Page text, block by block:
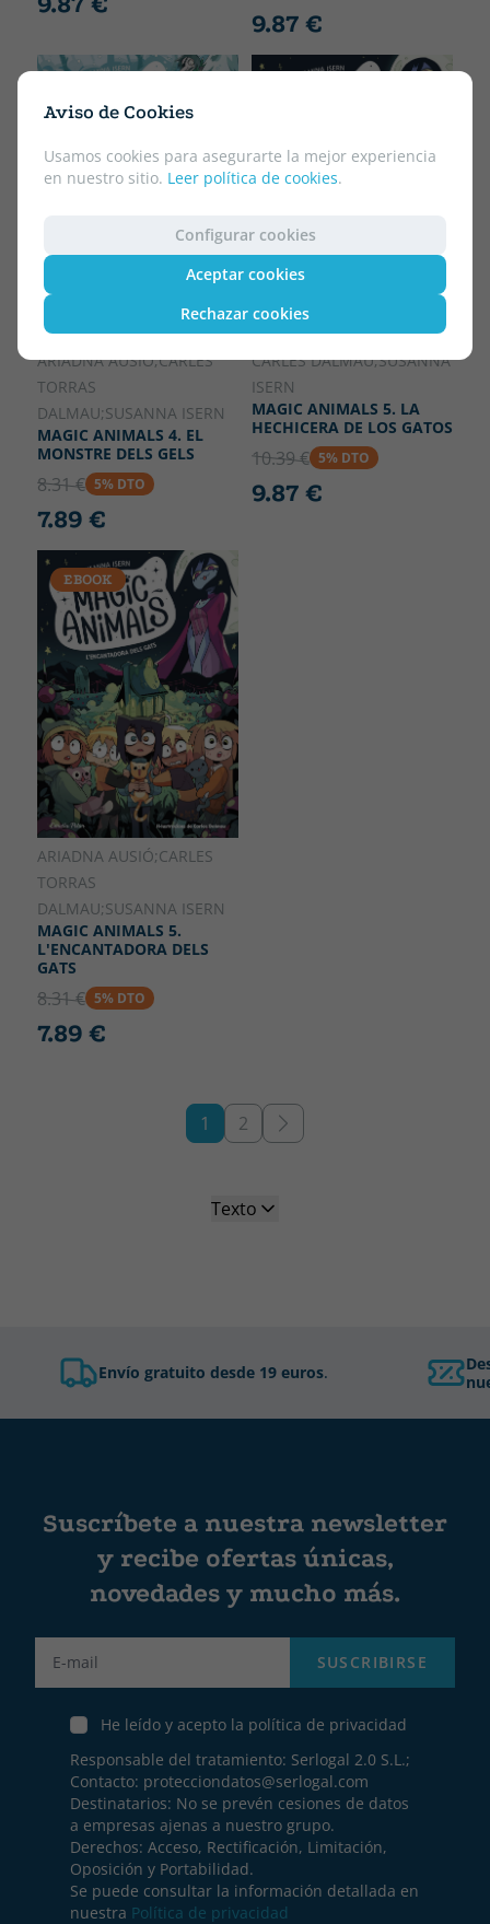
Aviso de Cookies
Usamos cookies para asegurarte la mejor experiencia
en nuestro sitio. Leer política de cookies.
Configurar cookies
Aceptar cookies
Rechazar cookies
9.87 €
ARIADNA AUSIÓ;CARLES
TORRAS
DALMAU;SUSANNA ISERN
MAGIC ANIMALS 4. EL
MONSTRE DELS GELS
8.31 € 5% DTO
7.89 €
CARLES DALMAU;SUSANNA
ISERN
MAGIC ANIMALS 5. LA
HECHICERA DE LOS GATOS
10.39 € 5% DTO
9.87 €
EBOOK
ARIADNA AUSIÓ;CARLES
TORRAS
DALMAU;SUSANNA ISERN
MAGIC ANIMALS 5.
L'ENCANTADORA DELS
GATS
8.31 € 5% DTO
7.89 €
1 2
Texto
Envío gratuito desde 19 euros.
Suscríbete a nuestra newsletter
y recibe ofertas únicas,
novedades y mucho más.
SUSCRIBIRSE
He leído y acepto la política de privacidad
Responsable del tratamiento: Serlogal 2.0 S.L.;
Contacto: protecciondatos@serlogal.com
Destinatarios: No se prevén cesiones de datos
a empresas ajenas a nuestro grupo.
Derechos: Acceso, Rectificación, Limitación,
Oposición y Portabilidad.
Se puede consultar la información detallada en
nuestra Política de privacidad